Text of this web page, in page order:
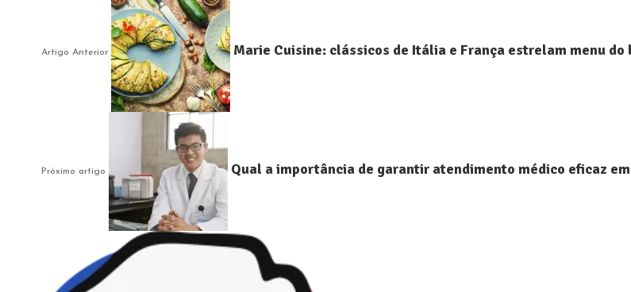
Artigo Anterior Marie Cuisine: clássicos de Itália e França estrelam menu do
Próximo artigo Qual a importância de garantir atendimento médico eficaz